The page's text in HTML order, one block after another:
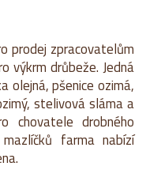
prodej zpracovatelům
výkrm drůbeže. Jedná
olejná, pšenice ozimá,
stelivová sláma a
chovatele drobného
farma nabízí